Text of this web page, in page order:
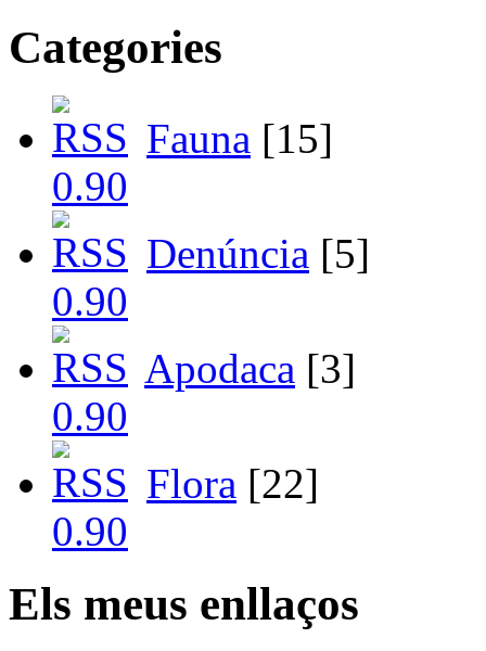
Categories
Fauna [15]
Denúncia [5]
Apodaca [3]
Flora [22]
Els meus enllaços